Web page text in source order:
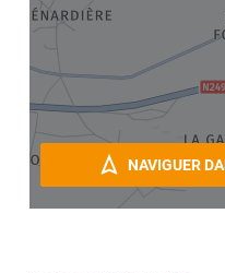
NAVIGUER